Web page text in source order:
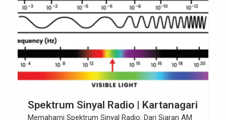
Spektrum Sinyal Radio | Kartanagari
Memahami Spektrum Sinyal Radio: Dari Siaran AM